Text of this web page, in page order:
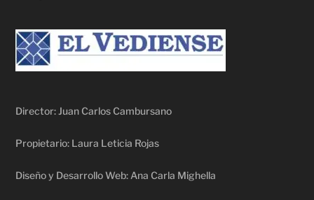
Director: Juan Carlos Cambursano
Propietario: Laura Leticia Rojas
Diseño y Desarrollo Web: Ana Carla Mighella